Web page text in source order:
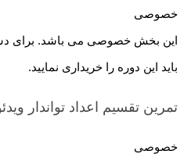
خصوصی
این بخش خصوصی می باشد. برای
باید این دوره را خریداری نمایید.
تمرین تقسیم اعداد تواندار
خصوصی